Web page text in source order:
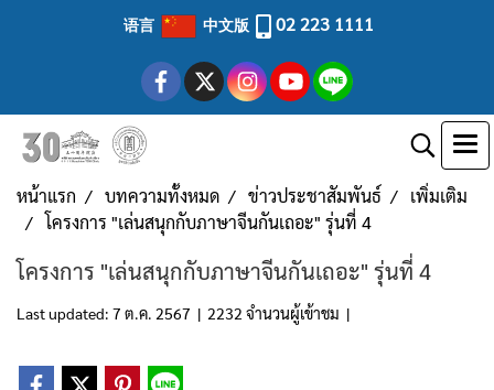
语言 中文版 02 223 1111
หน้าแรก บทความทั้งหมด ข่าวประชาสัมพันธ์
เพิ่มเติม
โครงการ "เล่นสนุกกับภาษาจีนกันเถอะ" รุ่นที่ 4
โครงการ "เล่นสนุกกับภาษาจีนกันเถอะ" รุ่นที่ 4
Last updated: 7 ต.ค. 2567 | 2232 จำนวนผู้เข้าชม |